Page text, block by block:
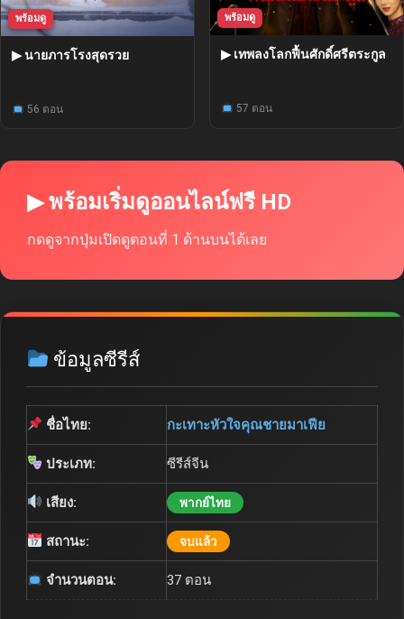
พร้อมดู
▶ นายภารโรงสุดรวย
56 ตอน
พร้อมดู
▶ เทพลงโลกฟื้นศักดิ์ศรีตระกูล
57 ตอน
▶ พร้อมเริ่มดูออนไลน์ฟรี HD
กดดูจากปุ่มเปิดดูตอนที่ 1 ด้านบนได้เลย
ข้อมูลซีรีส์
ชื่อไทย: กะเทาะหัวใจคุณชายมาเฟีย
ประเภท: ซีรีส์จีน
เสียง: พากย์ไทย
สถานะ: จบแล้ว
จำนวนตอน: 37 ตอน